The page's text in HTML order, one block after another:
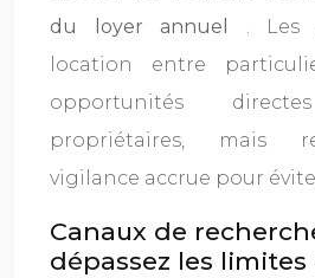
du loyer annuel . Les
location entre
opportunités
propriétaires, mais
vigilance accrue pour
Canaux de
dépassez les